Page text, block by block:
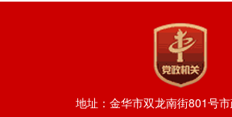
地址：金华市双龙南街801号